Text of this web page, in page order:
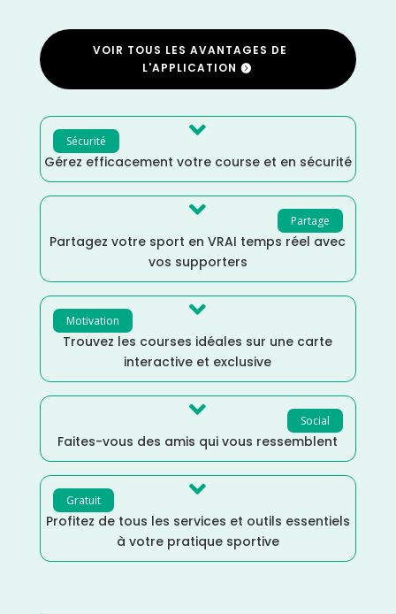
VOIR TOUS LES AVANTAGES DE
L'APPLICATION
Sécurité 
Gérez efficacement votre course et en sécurité
Partage

Partagez votre sport en VRAI temps réel avec
vos supporters
Motivation 
Trouvez les courses idéales sur une carte
interactive et exclusive
Social

Faites-vous des amis qui vous ressemblent
Gratuit 
Profitez de tous les services et outils essentiels
à votre pratique sportive